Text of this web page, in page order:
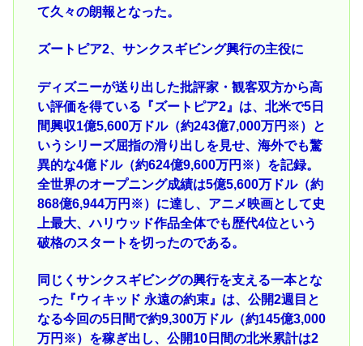
て久々の朗報となった。
ズートピア2、サンクスギビング興行の主役に
ディズニーが送り出した批評家・観客双方から高
い評価を得ている『ズートピア2』は、北米で5日
間興収1億5,600万ドル（約243億7,000万円※）と
いうシリーズ屈指の滑り出しを見せ、海外でも驚
異的な4億ドル（約624億9,600万円※）を記録。
全世界のオープニング成績は5億5,600万ドル（約
868億6,944万円※）に達し、アニメ映画として史
上最大、ハリウッド作品全体でも歴代4位という
破格のスタートを切ったのである。
同じくサンクスギビングの興行を支える一本とな
った『ウィキッド 永遠の約束』は、公開2週目と
なる今回の5日間で約9,300万ドル（約145億3,000
万円※）を稼ぎ出し、公開10日間の北米累計は2